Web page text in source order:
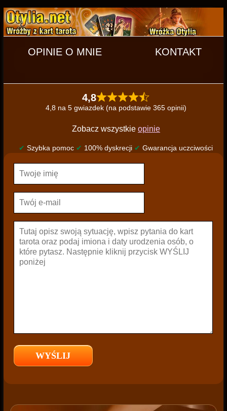
OPINIE O MNIE KONTAKT
4,8
4,8 na 5 gwiazdek (na podstawie 365 opinii)
Zobacz wszystkie opinie
✔ Szybka pomoc ✔ 100% dyskrecji ✔ Gwarancja uczciwości